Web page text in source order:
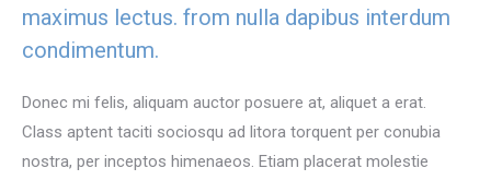
maximus lectus. from nulla dapibus interdum
condimentum.
Donec mi felis, aliquam auctor posuere at, aliquet a erat.
Class aptent taciti sociosqu ad litora torquent per conubia
nostra, per inceptos himenaeos. Etiam placerat molestie